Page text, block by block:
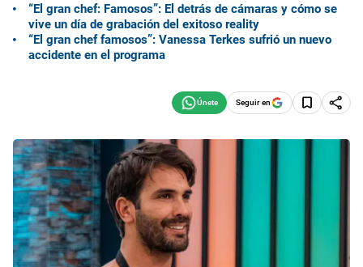
“El gran chef: Famosos”: El detrás de cámaras y cómo se
vive un día de grabación del exitoso reality
“El gran chef famosos”: Vanessa Terkes sufrió un nuevo
accidente en el programa
Seguir en